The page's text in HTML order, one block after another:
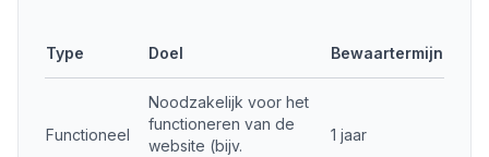
Type Doel Bewaartermijn
Functioneel
Noodzakelijk voor het
functioneren van de
website (bijv.
1 jaar